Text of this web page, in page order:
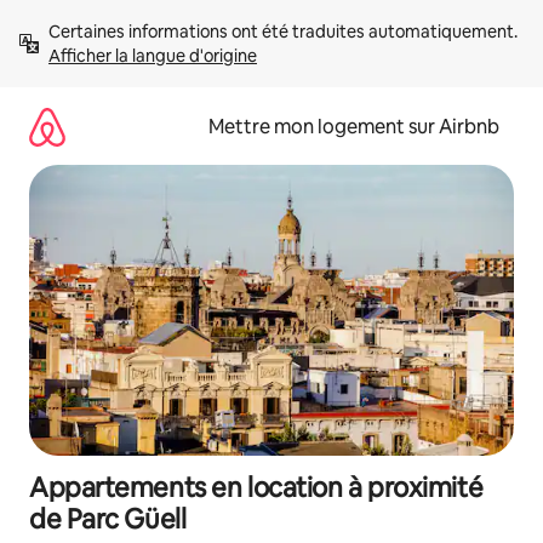
directement
Afficher la langue d'origine
Mettre mon logement sur Airbnb
Appartements en location à proximité
de Parc Güell